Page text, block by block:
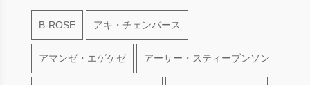
B-ROSE アキ・チェンバース
アマンゼ・エゲケゼ アーサー・スティーブンソン